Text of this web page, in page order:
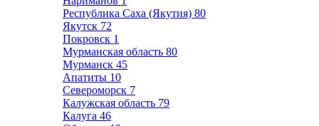
Республика Саха (Якутия) 80
Якутск 72
Покровск 1
Мурманская область 80
Мурманск 45
Апатиты 10
Североморск 7
Калужская область 79
Калуга 46